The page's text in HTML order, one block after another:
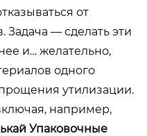
от
Задача — сделать эти
и… желательно,
одного
утилизации.
например,
Упаковочные